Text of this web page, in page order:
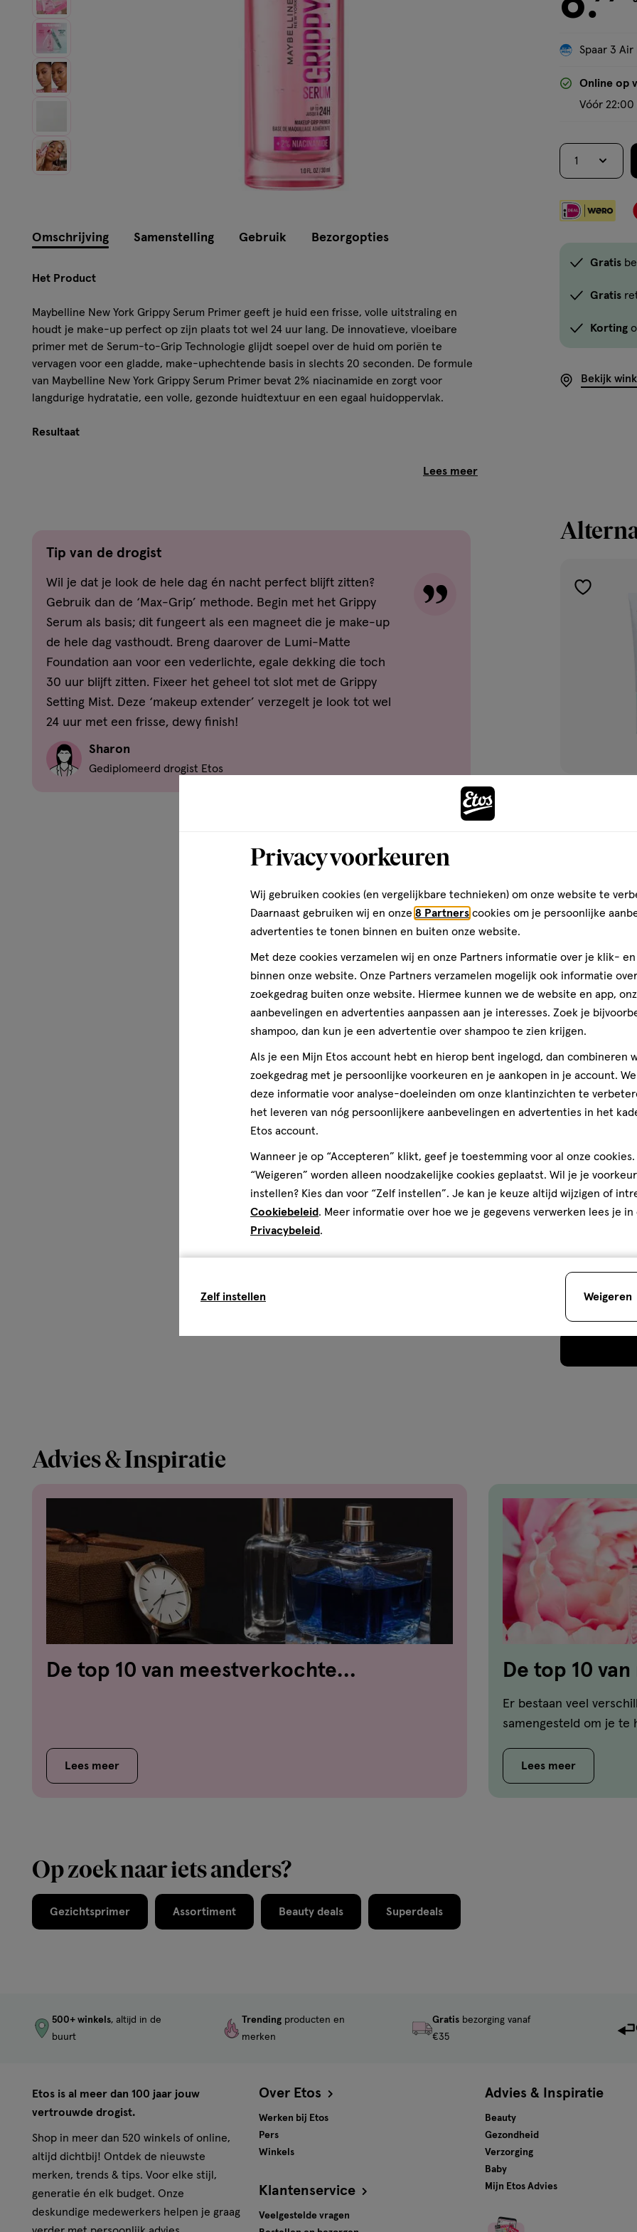
Instellingen aanpassen
Spaar 3 Air
Online op
Vóór
1
Gratis
Gratis
Korting
Bekijk
Omschrijving Samenstelling Gebruik Bezorgopties
Het Product
Maybelline New York Grippy Serum Primer geeft je huid een frisse, volle uitstraling en
houdt je make-up perfect op zijn plaats tot wel 24 uur lang. De innovatieve, vloeibare
primer met de Serum-to-Grip Technologie glijdt soepel over de huid om poriën te
vervagen voor een gladde, make-uphechtende basis in slechts 20 seconden. De formule
van Maybelline New York Grippy Serum Primer bevat 2% niacinamide en zorgt voor
langdurige hydratatie, een volle, gezonde huidtextuur en een egaal huidoppervlak.
Resultaat
Gebruik de handige druppelaar om enkele druppels van de primer aan te brengen op je
gezicht. Verspreid het gelijkmatig met je vingertoppen voor een egale basis en wacht
even tot de primer volledig is ingetrokken voor een langdurige make-uplook.
Stap 1. Breng enkele druppels primer aan met de druppelaar op verschillende delen van
je gezicht.
Stap 2. Verspreid de primer gelijkmatig met je vingertoppen voor een egale basis.
Stap 3. Laat de primer 20 seconden drogen voordat je make-up aanbrengt.
ETHYLHEXYLGLYCERIN • PANTHENOL • TETRASODIUM GLUTAMATE DIACETATE •
Er zijn geen specifieke voorzorgsmaatregelen nodig voor het gebruik van dit product
Tip van de drogist
Wil je dat je look de hele dag én nacht perfect blijft zitten?
Gebruik dan de ‘Max-Grip’ methode. Begin met het Grippy
Serum als basis; dit fungeert als een magneet die je make-up
de hele dag vasthoudt. Breng daarover de Lumi-Matte
Foundation aan voor een vederlichte, egale dekking die toch
30 uur blijft zitten. Fixeer het geheel tot slot met de Grippy
Setting Mist. Deze ‘makeup extender’ verzegelt je look tot wel
24 uur met een frisse, dewy finish!
Sharon
Gediplomeerd drogist Etos
toevoegen
1
Maak
Advies & Inspiratie
De top 10 van meestverkochte
Lees meer
De top 10
damesgeuren
Er bestaan veel
samengesteld om je te
Lees meer
Op zoek naar iets anders?
Gezichtsprimer Assortiment Beauty deals Superdeals
500+ winkels, altijd in de
buurt
Trending producten en
merken
Gratisbezorging vanaf
€35
Etos is al meer dan 100 jaar jouw
vertrouwde drogist.
Shop in meer dan 520 winkels of online,
altijd dichtbij! Ontdek de nieuwste
merken, trends & tips. Voor elke stijl,
generatie én elk budget. Onze
deskundige medewerkers helpen je graag
Over Etos
Werken bij Etos
Pers
Winkels
Klantenservice
Veelgestelde vragen
Advies & Inspiratie
Beauty
Gezondheid
Verzorging
Baby
Mijn Etos Advies
Privacy voorkeuren
Wij gebruiken cookies (en vergelijkbare technieken) om onze website te
Daarnaast gebruiken wij en onze 8 Partners cookies om je persoonlijke
advertenties te tonen binnen en buiten onze website.
Met deze cookies verzamelen wij en onze Partners informatie over je klik-
binnen onze website. Onze Partners verzamelen mogelijk ook informatie
zoekgedrag buiten onze website. Hiermee kunnen we de website en app,
aanbevelingen en advertenties aanpassen aan je interesses. Zoek je
shampoo, dan kun je een advertentie over shampoo te zien krijgen.
Als je een Mijn Etos account hebt en hierop bent ingelogd, dan combineren
zoekgedrag met je persoonlijke voorkeuren en je aankopen in je account.
deze informatie voor analyse-doeleinden om onze klantinzichten te
het leveren van nóg persoonlijkere aanbevelingen en advertenties in het
Etos account.
Wanneer je op “Accepteren” klikt, geef je toestemming voor al onze cookies.
“Weigeren” worden alleen noodzakelijke cookies geplaatst. Wil je je
instellen? Kies dan voor “Zelf instellen”. Je kan je keuze altijd wijzigen of
Cookiebeleid. Meer informatie over hoe we je gegevens verwerken lees je in
Privacybeleid.
Zelf instellen Weigeren